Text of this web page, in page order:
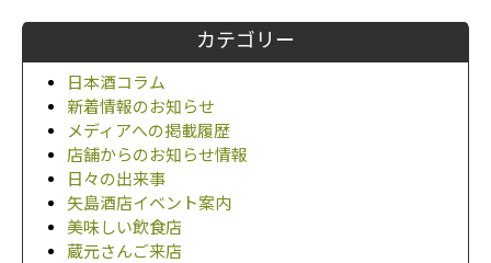
カテゴリー
日本酒コラム
新着情報のお知らせ
メディアへの掲載履歴
店舗からのお知らせ情報
日々の出来事
矢島酒店イベント案内
美味しい飲食店
蔵元さんご来店